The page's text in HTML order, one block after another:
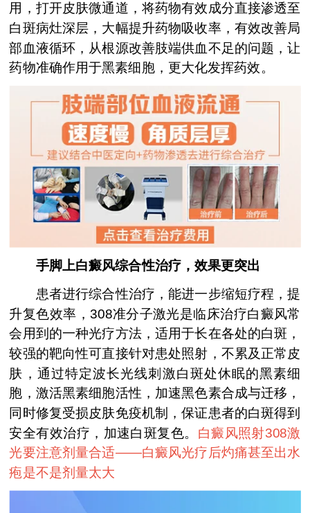
用，打开皮肤微通道，将药物有效成分直接渗透至
白斑病灶深层，大幅提升药物吸收率，有效改善局
部血液循环，从根源改善肢端供血不足的问题，让
药物准确作用于黑素细胞，更大化发挥药效。
手脚上白癜风综合性治疗，效果更突出
患者进行综合性治疗，能进一步缩短疗程，提
升复色效率，308准分子激光是临床治疗白癜风常
会用到的一种光疗方法，适用于长在各处的白斑，
较强的靶向性可直接针对患处照射，不累及正常皮
肤，通过特定波长光线刺激白斑处休眠的黑素细
胞，激活黑素细胞活性，加速黑色素合成与迁移，
同时修复受损皮肤免疫机制，保证患者的白斑得到
安全有效治疗，加速白斑复色。 白癜风照射308激
光要注意剂量合适——白癜风光疗后灼痛甚至出水
疱是不是剂量太大